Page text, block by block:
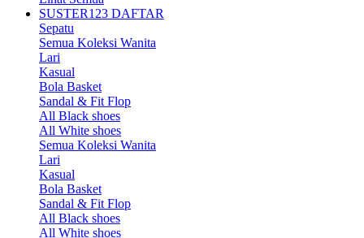
SUSTER123 DAFTAR
Sepatu
Semua Koleksi Wanita
Lari
Kasual
Bola Basket
Sandal & Fit Flop
All Black shoes
All White shoes
Semua Koleksi Wanita
Lari
Kasual
Bola Basket
Sandal & Fit Flop
All Black shoes
All White shoes